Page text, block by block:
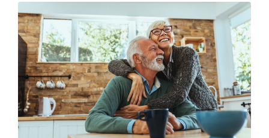
TRATAMIENTOS
FACILIDADES
BLOG
CONTACTO